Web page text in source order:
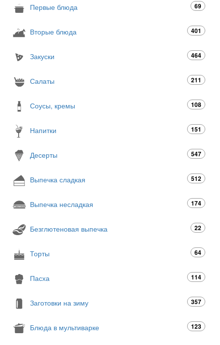
Первые блюда 69
Вторые блюда 401
Закуски 464
Салаты 211
Соусы, кремы 108
Напитки 151
Десерты 547
Выпечка сладкая 512
Выпечка несладкая 174
Безглютеновая выпечка 22
Торты 64
Пасха 114
Заготовки на зиму 357
Блюда в мультиварке 123